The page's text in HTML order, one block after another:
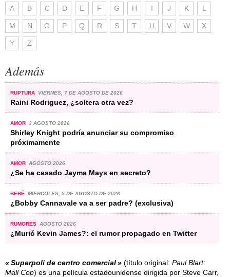
A B C D E F G H I J K L
M N O P Q R S T U V W X
Y Z
Además
RUPTURA VIERNES, 7 DE AGOSTO DE 2026
Raini Rodriguez, ¿soltera otra vez?
AMOR 3 AGOSTO 2026
Shirley Knight podría anunciar su compromiso
próximamente
AMOR AGOSTO 2026
¿Se ha casado Jayma Mays en secreto?
BEBÉ MIERCOLES, 5 DE AGOSTO DE 2026
¿Bobby Cannavale va a ser padre? (exclusiva)
RUMORES AGOSTO 2026
¿Murió Kevin James?: el rumor propagado en Twitter
Superpoli de centro comercial (título original: Paul Blart:
Mall Cop) es una película estadounidense dirigida por Steve Carr,